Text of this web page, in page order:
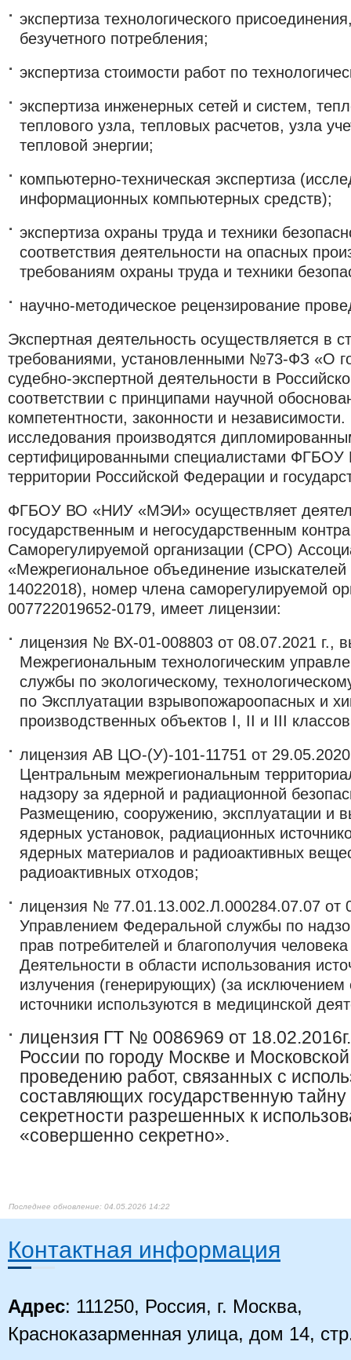
экспертиза технологического
безучетного потребления;
экспертиза стоимости работ по
экспертиза инженерных сетей и систем,
теплового узла, тепловых расчетов, узла
тепловой энергии;
компьютерно-техническая экспертиза
информационных компьютерных средств);
экспертиза охраны труда и техники
соответствия деятельности на опасных
требованиям охраны труда и техники
научно-методическое рецензирование
Экспертная деятельность осуществляется в
требованиями, установленными №73-ФЗ «О
судебно-экспертной деятельности в
соответствии с принципами научной
компетентности, законности и
исследования производятся
сертифицированными специалистами
территории Российской Федерации и
ФГБОУ ВО «НИУ «МЭИ» осуществляет
государственным и негосударственным
Саморегулируемой организации (СРО)
«Межрегиональное объединение
14022018), номер члена саморегулируемой
007722019652-0179, имеет лицензии:
лицензия № ВХ-01-008803 от 08.07.2021 г.,
Межрегиональным технологическим
службы по экологическому,
по Эксплуатации взрывопожароопасных и
производственных объектов I, II и III
лицензия АВ ЦО-(У)-101-11751 от
Центральным межрегиональным
надзору за ядерной и радиационной
Размещению, сооружению, эксплуатации и
ядерных установок, радиационных
ядерных материалов и радиоактивных
радиоактивных отходов;
лицензия № 77.01.13.002.Л.000284.07.07 от
Управлением Федеральной службы по
прав потребителей и благополучия
Деятельности в области использования
излучения (генерирующих) (за исключением
источники используются в медицинской
лицензия ГТ № 0086969 от
России по городу Москве и
проведению работ, связанных с
составляющих государственную
секретности разрешенных к
«совершенно секретно».​
04.05.2026 14:22
Контактная информация
Адрес: 111250, Россия, г. Москва,
Красноказарменная улица, дом 14,